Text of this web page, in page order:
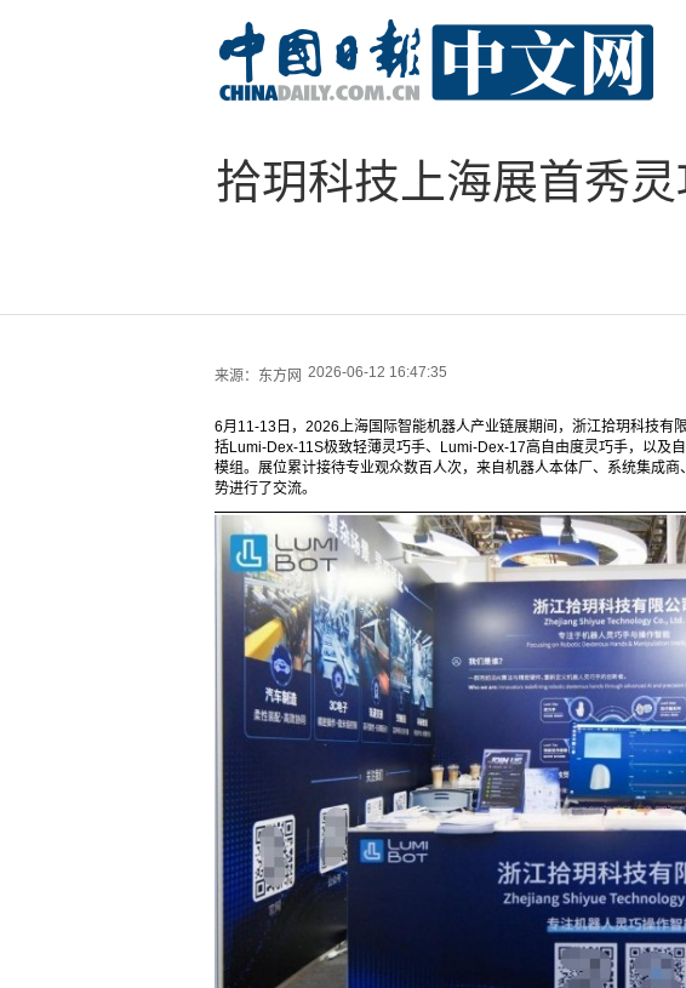
拾玥科技上海展首秀
来源： 东方网 2026-06-12 16:47:35
6月11-13日，2026上海国际智能机器人产业链展期间，浙江拾玥科技有
括Lumi-Dex-11S极致轻薄灵巧手、Lumi-Dex-17高自由度灵巧手，以及
模组。展位累计接待专业观众数百人次，来自机器人本体厂、系统集成
势进行了交流。